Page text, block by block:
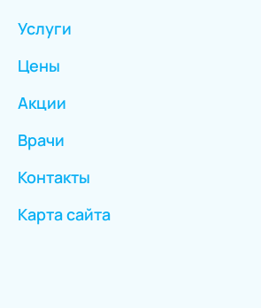
Услуги
Цены
Акции
Врачи
Контакты
Карта сайта